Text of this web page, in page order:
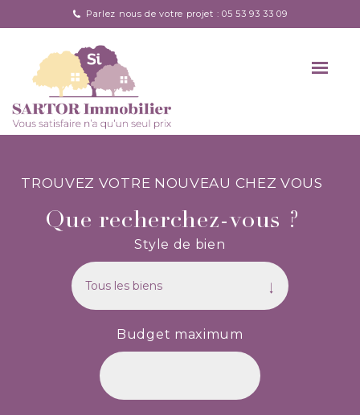
Parlez nous de votre projet : 05 53 93 33 09
TROUVEZ VOTRE NOUVEAU CHEZ VOUS
Que recherchez-vous ?
Style de bien
Budget maximum